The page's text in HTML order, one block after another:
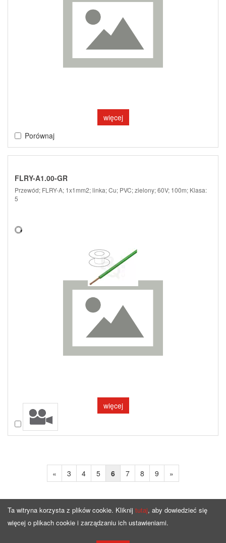
więcej
Porównaj
FLRY-A1.00-GR
Przewód; FLRY-A; 1x1mm2; linka; Cu; PVC; zielony; 60V; 100m; Klasa:
5
więcej
Porównaj
« 3 4 5 6 7 8 9 »
Strona główna Oferta
Ta witryna korzysta z plików cookie. Kliknij tutaj, aby dowiedzieć się
więcej o plikach cookie i zarządzaniu ich ustawieniami.